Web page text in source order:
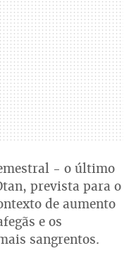
- o último
prevista para o
de aumento
e os
sangrentos.